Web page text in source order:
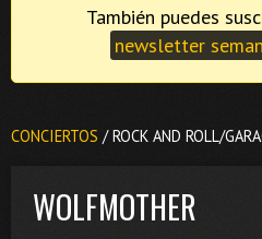
newsletter
CONCIERTOS / ROCK AND ROLL/
WOLFMOTHER